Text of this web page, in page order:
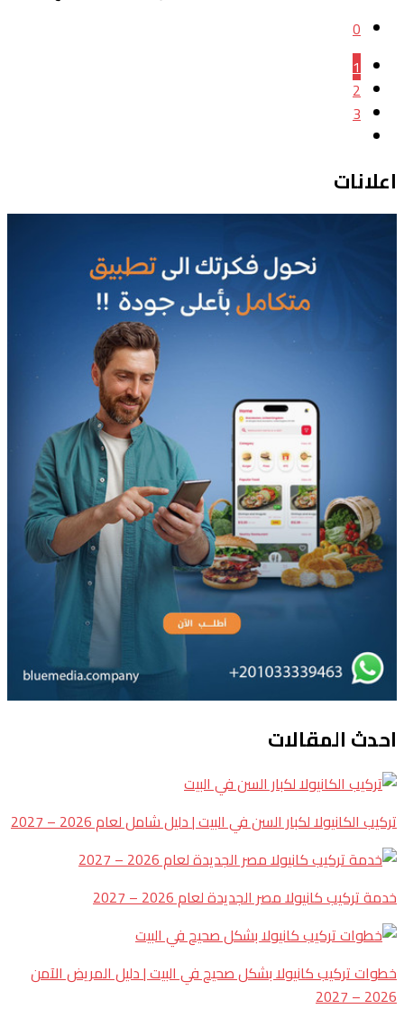
0
1
2
3
اعلانات
احدث المقالات
تركيب الكانيولا لكبار السن في البيت | دليل شامل لعام 2026 – 2027
خدمة تركيب كانيولا مصر الجديدة لعام 2026 – 2027
خطوات تركيب كانيولا بشكل صحيح في البيت | دليل المريض الآمن
2026 – 2027